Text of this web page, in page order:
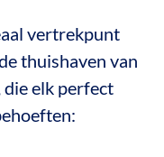
vertrekpunt
thuishaven van
elk perfect